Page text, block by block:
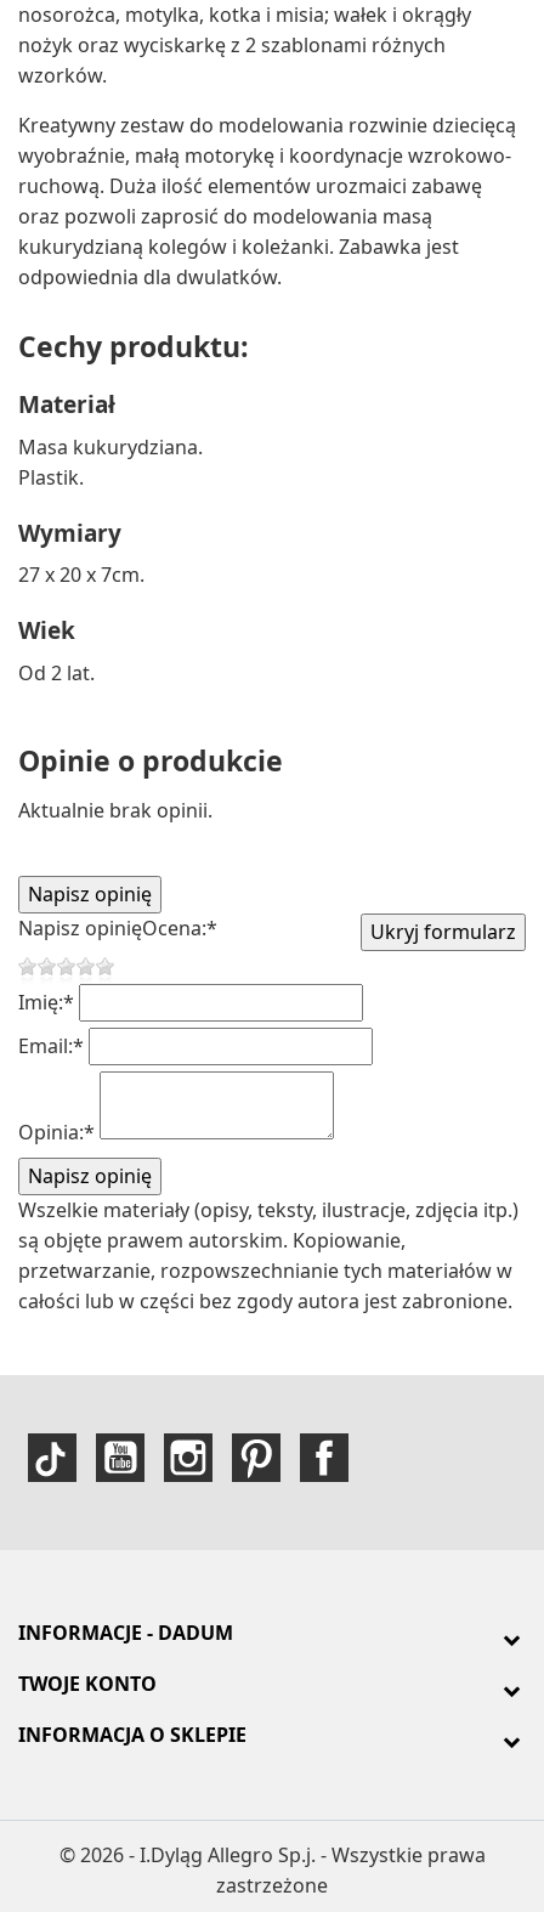
nosorożca, motylka, kotka i misia; wałek i okrągły
nożyk oraz wyciskarkę z 2 szablonami różnych
wzorków.
Kreatywny zestaw do modelowania rozwinie dziecięcą
wyobraźnie, małą motorykę i koordynacje wzrokowo-
ruchową. Duża ilość elementów urozmaici zabawę
oraz pozwoli zaprosić do modelowania masą
kukurydzianą kolegów i koleżanki. Zabawka jest
odpowiednia dla dwulatków.
Cechy produktu:
Materiał
Masa kukurydziana.
Plastik.
Wymiary
27 x 20 x 7cm.
Wiek
Od 2 lat.
Opinie o produkcie
Aktualnie brak opinii.
Napisz opinięOcena:*
Imię:*
Email:*
Opinia:*
Wszelkie materiały (opisy, teksty, ilustracje, zdjęcia itp.)
są objęte prawem autorskim. Kopiowanie,
przetwarzanie, rozpowszechnianie tych materiałów w
całości lub w części bez zgody autora jest zabronione.
INFORMACJE - DADUM
TWOJE KONTO
INFORMACJA O SKLEPIE
© 2026 - I.Dyląg Allegro Sp.j. - Wszystkie prawa
zastrzeżone